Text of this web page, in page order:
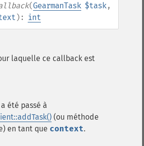
(GearmanTask $task,
): int
laquelle ce callback est
été passé à
(ou méthode
en tant que context.